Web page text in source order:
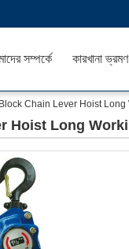
সম্পর্কে কারখানা ভ্রমণ
Chain Lever Hoist
Hoist Long